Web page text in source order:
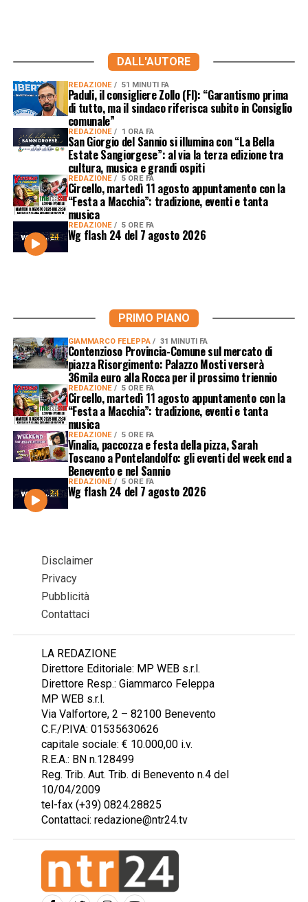
DALL'AUTORE
REDAZIONE 51 MINUTI FA
Paduli, il consigliere Zollo (FI): “Garantismo prima
di tutto, ma il sindaco riferisca subito in Consiglio
comunale”
REDAZIONE 1 ORA FA
San Giorgio del Sannio si illumina con “La Bella
Estate Sangiorgese”: al via la terza edizione tra
cultura, musica e grandi ospiti
REDAZIONE 5 ORE FA
Circello, martedì 11 agosto appuntamento con la
“Festa a Macchia”: tradizione, eventi e tanta
musica
REDAZIONE 5 ORE FA
Wg flash 24 del 7 agosto 2026
PRIMO PIANO
GIAMMARCO FELEPPA 31 MINUTI FA
Contenzioso Provincia-Comune sul mercato di
piazza Risorgimento: Palazzo Mosti verserà
36mila euro alla Rocca per il prossimo triennio
REDAZIONE 5 ORE FA
Circello, martedì 11 agosto appuntamento con la
“Festa a Macchia”: tradizione, eventi e tanta
musica
REDAZIONE 5 ORE FA
Vinalia, paccozza e festa della pizza, Sarah
Toscano a Pontelandolfo: gli eventi del week end a
Benevento e nel Sannio
REDAZIONE 5 ORE FA
Wg flash 24 del 7 agosto 2026
Disclaimer
Privacy
Pubblicità
Contattaci
LA REDAZIONE
Direttore Editoriale: MP WEB s.r.l.
Direttore Resp.: Giammarco Feleppa
MP WEB s.r.l.
Via Valfortore, 2 – 82100 Benevento
C.F./P.IVA: 01535630626
capitale sociale: € 10.000,00 i.v.
R.E.A.: BN n.128499
Reg. Trib. Aut. Trib. di Benevento n.4 del
10/04/2009
tel-fax (+39) 0824.28825
Contattaci: redazione@ntr24.tv